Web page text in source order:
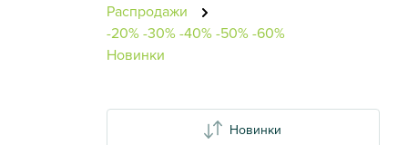
Новинки
Распродажи
-20%-30%-40%-50%-60%
Новинки